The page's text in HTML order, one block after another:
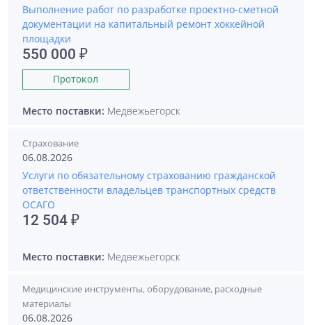
Выполнение работ по разработке проектно-сметной
документации на капитальный ремонт хоккейной
площадки
550 000 ₽
Протокол
Место поставки: Медвежьегорск
Страхование
06.08.2026
Услуги по обязательному страхованию гражданской
ответственности владельцев транспортных средств
ОСАГО
12 504 ₽
Место поставки: Медвежьегорск
Медицинские инструменты, оборудование, расходные
материалы
06.08.2026